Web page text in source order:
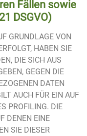
Fällen sowie
DSGVO)
GRUNDLAGE VON
HABEN SIE
DIE SICH AUS
GEGEN DIE
DATEN
AUCH FÜR EIN AUF
PROFILING. DIE
DENEN EINE
SIE DIESER